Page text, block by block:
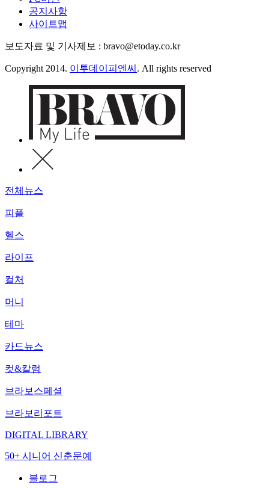
공지사항
사이트맵
보도자료 및 기사제보 : bravo@etoday.co.kr
Copyright 2014. 이투데이피엔씨 . All rights reserved
전체뉴스
피플
헬스
라이프
컬처
머니
테마
카드뉴스
컷&칼럼
브라보스페셜
브라보리포트
DIGITAL LIBRARY
50+ 시니어 신춘문예
블로그